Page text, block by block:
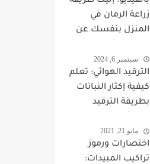
زراعة الرمان في
المنزل بنفسك عن
والشتلات
سبتمبر 6, 2024
الترقيد الهوائي: تعلم
كيفية إكثار النباتات
بطريقة الترقيد
مايو 21, 2021
اختصارات ورموز
تراكيب المبيدات: